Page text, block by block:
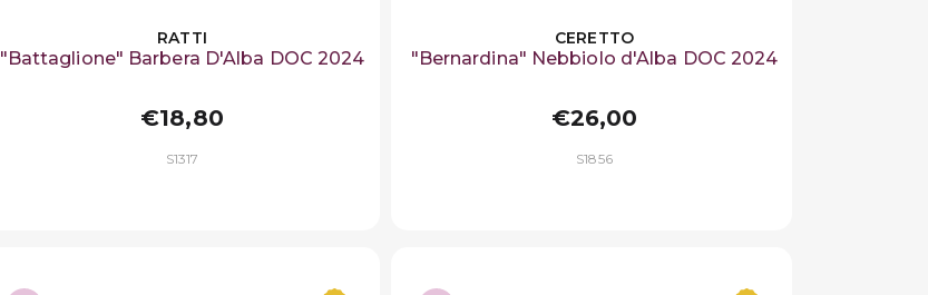
RATTI
"Battaglione" Barbera D'Alba DOC 2024
€18,80
S1317
CERETTO
"Bernardina" Nebbiolo d'Alba DOC 2024
€26,00
S1856